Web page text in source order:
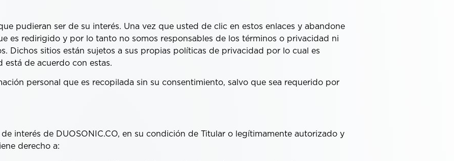
pudieran ser de su interés. Una vez que usted de clic en estos enlaces y abandone
es redirigido y por lo tanto no somos responsables de los términos o privacidad ni
Dichos sitios están sujetos a sus propias políticas de privacidad por lo cual es
de acuerdo con estas.
personal que es recopilada sin su consentimiento, salvo que sea requerido por
interés de DUOSONIC.CO, en su condición de Titular o legítimamente autorizado y
derecho a: